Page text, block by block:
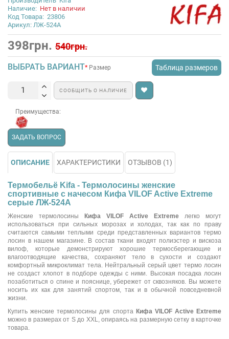
Наличие: Нет в наличии
Код Товара: 23806
Арикул: ЛЖ-524А
398грн. 540грн.
ВЫБРАТЬ ВАРИАНТ Таблица размеров
Размер
СООБЩИТЬ О НАЛИЧИЕ
Преимущества:
ЗАДАТЬ ВОПРОС
ОПИСАНИЕ ХАРАКТЕРИСТИКИ ОТЗЫВОВ (1)
Термобельё Kifa - Термолосины женские
спортивные с начесом Кифа VILOF Active Extreme
серые ЛЖ-524А
Женские термолосины Кифа VILOF Active Extreme легко могут
использоваться при сильных морозах и холодах, так как по праву
считаются самыми теплыми среди представленных вариантов термо
лосин в нашем магазине. В состав ткани входят полиэстер и вискоза
вилоф, которые демонстрируют хорошие термосберегающие и
влагоотводящие качества, сохраняют тело в сухости и создают
комфортный микроклимат тела. Нейтральный серый цвет термо лосин
не создаст хлопот в подборе одежды с ними. Высокая посадка лосин
позаботиться о спине и пояснице, убережет от сквозняков. Вы можете
носить их как для занятий спортом, так и в обычной повседневной
жизни.
Купить женские термолосины для спорта Кифа VILOF Active Extreme
можно в размерах от S до XXL, опираясь на размерную сетку в карточке
товара.